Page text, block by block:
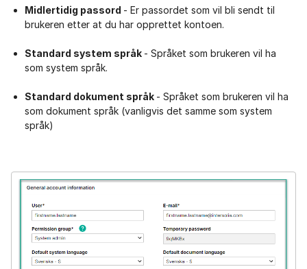
Midlertidig passord - Er passordet som vil bli sendt til
brukeren etter at du har opprettet kontoen.
Standard system språk - Språket som brukeren vil ha
som system språk.
Standard dokument språk - Språket som brukeren vil ha
som dokument språk (vanligvis det samme som system
språk)